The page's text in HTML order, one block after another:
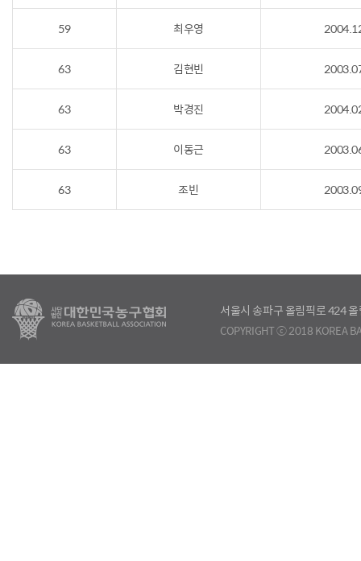
59 최우영
63 김현빈
63 박경진
63 이동근
63 조빈
서울시 송파구 올림픽로 424
COPYRIGHT ⓒ 2018 KOREA